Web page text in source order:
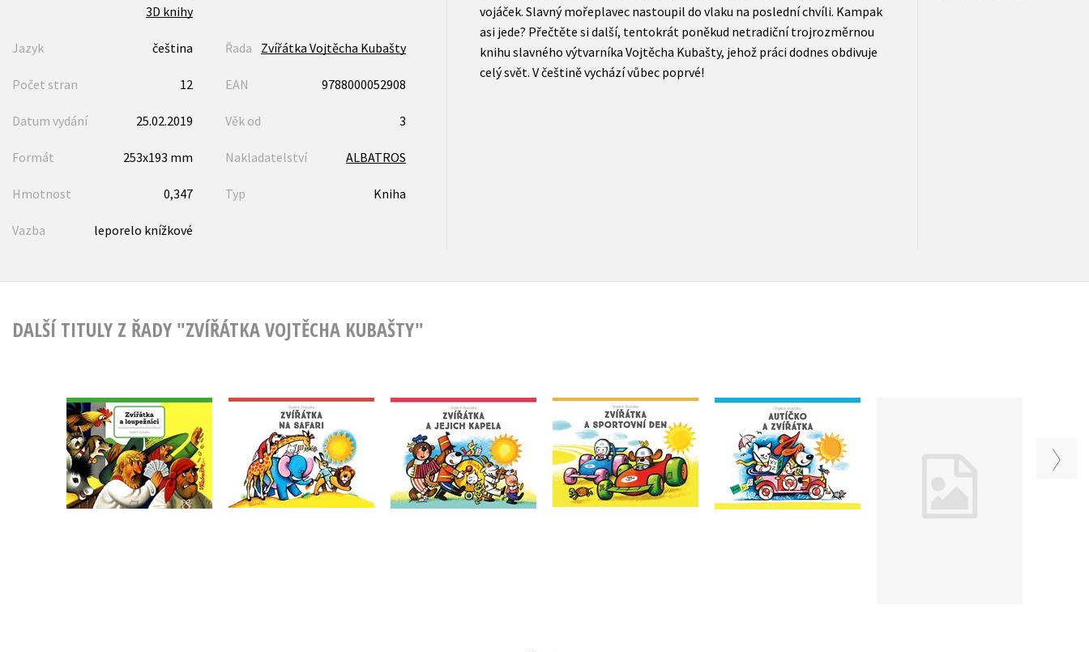
3D knihy
Jazyk čeština Řada Zvířátka Vojtěcha Kubašty
Počet stran 12 EAN 9788000052908
Datum vydání 25.02.2019 Věk od 3
Formát 253x193 mm Nakladatelství ALBATROS
Hmotnost 0,347 Typ Kniha
Vazba leporelo knížkové
vojáček. Slavný mořeplavec nastoupil do vlaku na poslední chvíli. Kampak
asi jede? Přečtěte si další, tentokrát poněkud netradiční trojrozměrnou
knihu slavného výtvarníka Vojtěcha Kubašty, jehož práci dodnes obdivuje
celý svět. V češtině vychází vůbec poprvé!
DALŠÍ TITULY Z ŘADY "ZVÍŘÁTKA VOJTĚCHA KUBAŠTY"
Zvířátka a loupežníci
Vojtěch Kubašta
Zvířátka na safari
Vojtěch Kubašta
Zvířátka a jejich kapela
Vojtěch Kubašta
Zvířátka a sportovní
den
Vojtěch Kubašta
Autíčko a zvířátka
Vojtěch Kubašta
Vojtěch Kubašta